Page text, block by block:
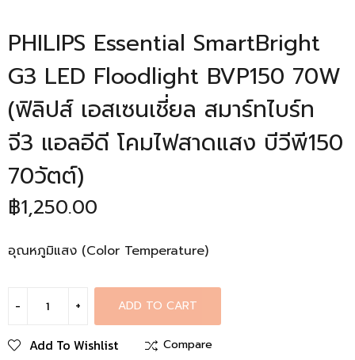
PHILIPS Essential SmartBright
G3 LED Floodlight BVP150 70W
(ฟิลิปส์ เอสเซนเชี่ยล สมาร์ทไบร์ท
จี3 แอลอีดี โคมไฟสาดแสง บีวีพี150
70วัตต์)
฿1,250.00
อุณหภูมิแสง (Color Temperature)
ADD TO CART
Add To Wishlist Compare